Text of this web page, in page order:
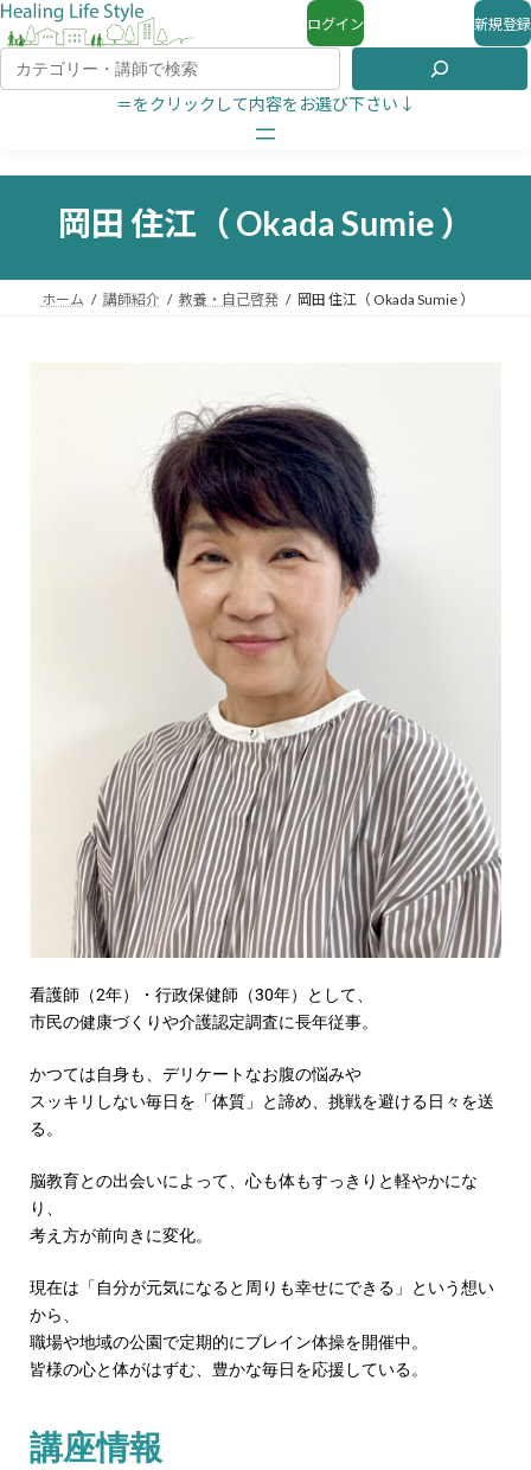
ログイン 新規登録
＝をクリックして内容をお選び下さい↓
岡田 住江（ Okada Sumie ）
ホーム 講師紹介 教養・自己啓発 岡田 住江（ Okada Sumie ）
看護師（2年）・行政保健師（30年）として、
市民の健康づくりや介護認定調査に長年従事。
かつては自身も、デリケートなお腹の悩みや
スッキリしない毎日を「体質」と諦め、挑戦を避ける日々を送
る。
脳教育との出会いによって、心も体もすっきりと軽やかにな
り、
考え方が前向きに変化。
現在は「自分が元気になると周りも幸せにできる」という想い
から、
職場や地域の公園で定期的にブレイン体操を開催中。
皆様の心と体がはずむ、豊かな毎日を応援している。
講座情報